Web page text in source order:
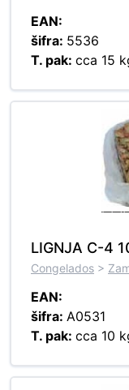
EAN:
šifra: 5536
T. pak: cca 15
LIGNJA C-4
Congelados >
EAN:
šifra: A0531
T. pak: cca 10